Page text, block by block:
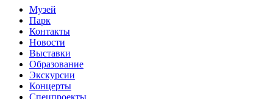
Музей
Парк
Контакты
Новости
Выставки
Образование
Экскурсии
Концерты